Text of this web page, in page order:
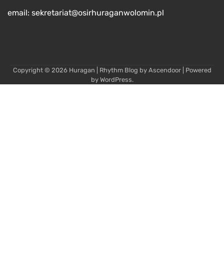
email: sekretariat@osirhuraganwolomin.pl
Copyright © 2026 Huragan | Rhythm Blog by Ascendoor| Powered
by WordPress.